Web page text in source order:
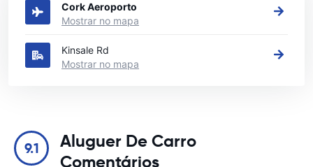
Cork Aeroporto
Mostrar no mapa
Kinsale Rd
Mostrar no mapa
9.1
Aluguer De Carro
Comentários